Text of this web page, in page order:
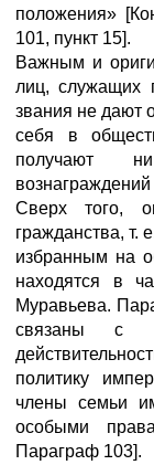
положения»
101, пункт 15].
Важным и
лиц, служащих
звания не дают
себя в
получают
Сверх того,
гражданства, т.
избранным на
находятся в
Муравьева.
связаны с
политику
члены семьи
особыми
Параграф 103].